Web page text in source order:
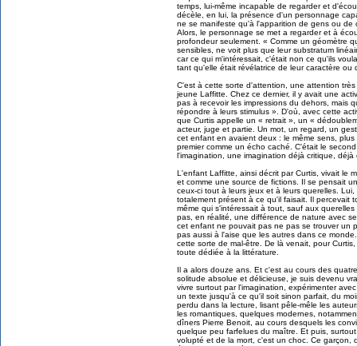
temps, lui-même incapable de regarder et
décèle, en lui, la présence d'un personnage
ne se manifeste qu'à l'apparition de gens ou de
Alors, le personnage se met a regarder et à
profondeur seulement. « Comme un géomètre
sensibles, ne voit plus que leur substratum
car ce qui m'intéressait, c'était non ce qu'ils
tant qu'elle était révélatrice de leur caractère ou
C'est à cette sorte d'attention, une attention
jeune Laffitte. Chez ce dernier, il y avait une
pas à recevoir les impressions du dehors, mais
répondre à leurs stimulus ». D'où, avec cette
que Curtis appelle un « retrait », un «
acteur, juge et partie. Un mot, un regard, un
cet enfant en avaient deux : le même sens,
premier comme un écho caché. C'était le
l'imagination, une imagination déjà critique,
L'enfant Laffitte, ainsi décrit par Curtis, vivait le
et comme une source de fictions. Il se pensait
ceux-ci tout à leurs jeux et à leurs querelles.
totalement présent à ce qu'il faisait. Il percevait
même qui s'intéressait à tout, sauf aux
pas, en réalité, une différence de nature avec
cet enfant ne pouvait pas ne pas se trouver un
pas aussi à l'aise que les autres dans ce
cette sorte de mal-être. De là venait, pour
toute dédiée à la littérature.
Il a alors douze ans. Et c'est au cours des
solitude absolue et délicieuse, je suis devenu
vivre surtout par l'imagination, expérimenter
un texte jusqu'à ce qu'il soit sinon parfait, du
perdu dans la lecture, lisant pêle-mêle les
les romantiques, quelques modernes,
dîners Pierre Benoit, au cours desquels les
quelque peu farfelues du maître. Et puis,
volupté et de la mort, c'est un choc. Ce